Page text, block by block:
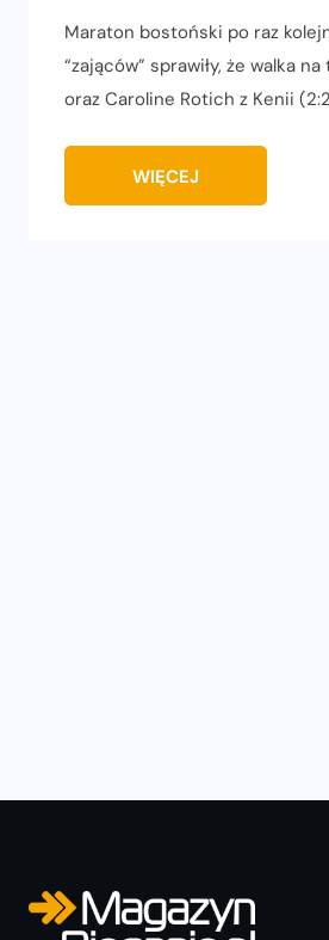
Maraton bostoński po raz
“zająców” sprawiły, że walka
oraz Caroline Rotich z Kenii
WIĘCEJ